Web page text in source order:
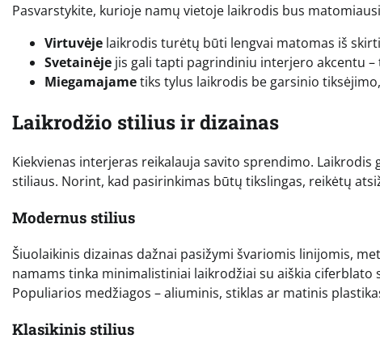
Pasvarstykite, kurioje namų vietoje laikrodis bus
Virtuvėje laikrodis turėtų būti lengvai matomas iš
Svetainėje jis gali tapti pagrindiniu interjero akcentu
Miegamajametiks tylus laikrodis be garsinio
Laikrodžio stilius ir dizainas
Kiekvienas interjeras reikalauja savito sprendimo.
stiliaus. Norint, kad pasirinkimas būtų tikslingas, reikėtų
Modernus stilius
Šiuolaikinis dizainas dažnai pasižymi švariomis linijomis,
namams tinka minimalistiniai laikrodžiai su aiškia
Populiarios medžiagos – aliuminis, stiklas ar matinis
Klasikinis stilius